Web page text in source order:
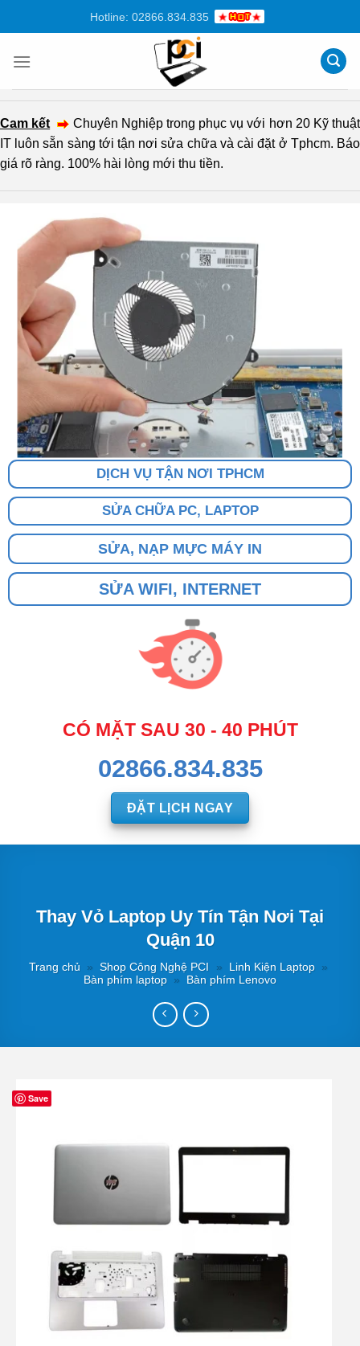
dung
Hotline: 02866.834.835
Cam kết
Chuyên Nghiệp trong phục vụ với hơn 20 Kỹ thuật
IT luôn sẵn sàng tới tận nơi sửa chữa và cài đặt ở Tphcm. Báo
giá rõ ràng. 100% hài lòng mới thu tiền.
DỊCH VỤ TẬN NƠI TPHCM
SỬA CHỮA PC, LAPTOP
SỬA, NẠP MỰC MÁY IN
SỬA WIFI, INTERNET
CÓ MẶT SAU 30 - 40 PHÚT
02866.834.835
ĐẶT LỊCH NGAY
Thay Vỏ Laptop Uy Tín Tận Nơi Tại
Quận 10
Trang chủ » Shop Công Nghệ PCI » Linh Kiện Laptop »
Bàn phím laptop » Bàn phím Lenovo
Save